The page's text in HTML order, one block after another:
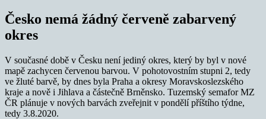
Česko nemá žádný červeně zabarvený
okres
V současné době v Česku není jediný okres, který by byl v nové
mapě zachycen červenou barvou. V pohotovostním stupni 2, tedy
ve žluté barvě, by dnes byla Praha a okresy Moravskoslezského
kraje a nově i Jihlava a částečně Brněnsko. Tuzemský semafor MZ
ČR plánuje v nových barvách zveřejnit v pondělí příštího týdne,
tedy 3.8.2020.